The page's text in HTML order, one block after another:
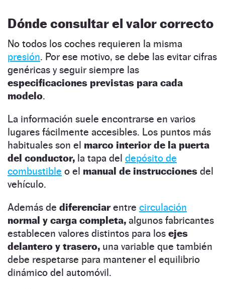
Dónde consultar el valor correcto
No todos los coches requieren la misma
presión. Por ese motivo, se debe las evitar cifras
genéricas y seguir siempre las
especificaciones previstas para cada
modelo.
La información suele encontrarse en varios
lugares fácilmente accesibles. Los puntos más
habituales son el marco interior de la puerta
del conductor, la tapa del depósito de
combustible o el manual de instrucciones del
vehículo.
Además de diferenciarentre circulación
normal y carga completa, algunos fabricantes
establecen valores distintos para los ejes
delantero y trasero, una variable que también
debe respetarse para mantener el equilibrio
dinámico del automóvil.